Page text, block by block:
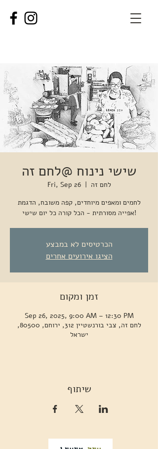
שישי נינוח @לחם זה
Fri, Sep 26
  |
לחם זה
לחמים ומאפים מיוחדים, קפה משובח, הדגמת
אפייה מסורתית - הכל קורה כל יום שישי!
הכרטיסים לא במבצע
הציגו אירועים אחרים
זמן ומקום
Sep 26, 2025, 9:00 AM – 12:30 PM
לחם זה, צבי בורנשטיין 312, ירוחם, 80500,
ישראל
שיתוף